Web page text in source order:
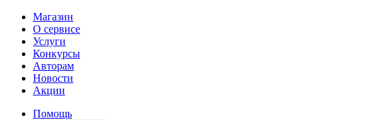
Магазин
О сервисе
Услуги
Конкурсы
Авторам
Новости
Акции
Помощь